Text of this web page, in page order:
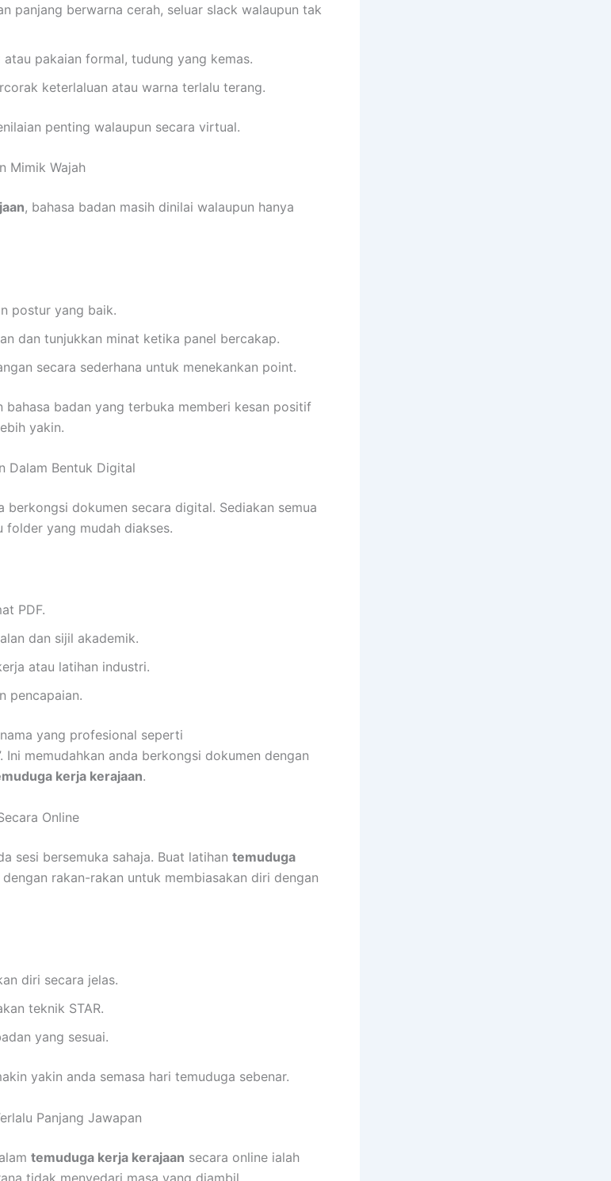
panjang berwarna cerah, seluar slack walaupun tak
atau pakaian formal, tudung yang kemas.
keterlaluan atau warna terlalu terang.
penting walaupun secara virtual.
Mimik Wajah
, bahasa badan masih dinilai walaupun hanya
postur yang baik.
dan tunjukkan minat ketika panel bercakap.
secara sederhana untuk menekankan point.
bahasa badan yang terbuka memberi kesan positif
yakin.
Dalam Bentuk Digital
berkongsi dokumen secara digital. Sediakan semua
folder yang mudah diakses.
PDF.
dan sijil akademik.
atau latihan industri.
pencapaian.
yang profesional seperti
Ini memudahkan anda berkongsi dokumen dengan
kerja kerajaan.
Online
sesi bersemuka sahaja. Buat latihan temuduga
rakan-rakan untuk membiasakan diri dengan
diri secara jelas.
teknik STAR.
yang sesuai.
yakin anda semasa hari temuduga sebenar.
Panjang Jawapan
temuduga kerja kerajaan secara online ialah
tidak menyedari masa yang diambil.